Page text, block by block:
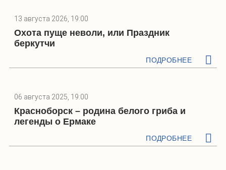
13 августа 2026, 19:00
Охота пуще неволи, или Праздник
беркутчи
ПОДРОБНЕЕ
06 августа 2025, 19:00
Красноборск – родина белого гриба и
легенды о Ермаке
ПОДРОБНЕЕ